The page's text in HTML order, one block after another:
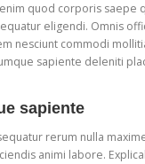
quod corporis saepe
eligendi. Omnis
nesciunt commodi
sapiente deleniti
sapiente
rerum nulla
animi labore.